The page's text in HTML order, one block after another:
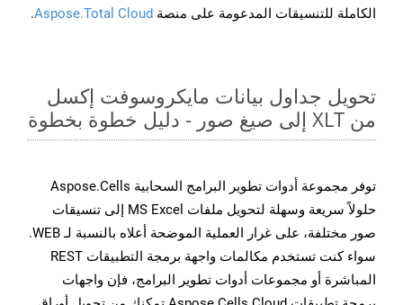
الكاملة للتنسيقات المدعومة على منصة Aspose.Total Cloud
.
تحويل جداول بيانات مايكروسوفت إكسل
من XLT إلى صيغ صور - دليل خطوة بخطوة
توفر مجموعة أدوات تطوير البرامج السحابية Aspose.Cells
حلولاً سريعة وسهلة لتحويل ملفات MS Excel إلى تنسيقات
صور مختلفة، على غرار العملية الموضحة أعلاه بالنسبة لـ WEB.
سواء كنت تستخدم مكالمات واجهة برمجة التطبيقات REST
المباشرة أو مجموعات أدوات تطوير البرامج، فإن واجهات